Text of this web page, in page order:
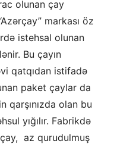
olunan çay
markası öz
istehsal olunan
Bu çayın
qatqıdan istifadə
paket çaylar da
qarşınızda olan bu
yığılır. Fabrikdə
az qurudulmuş